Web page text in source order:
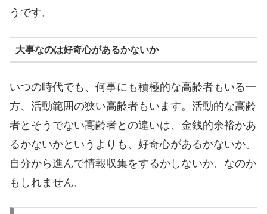
うです。
大事なのは好奇心があるかないか
いつの時代でも、何事にも積極的な高齢者もいる一
方、活動範囲の狭い高齢者もいます。活動的な高齢
者とそうでない高齢者との違いは、金銭的余裕かあ
るかないかというよりも、好奇心があるかないか。
自分から進んで情報収集をするかしないか、なのか
もしれません。